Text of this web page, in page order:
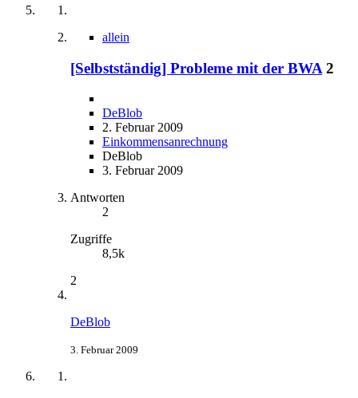
allein
[Selbstständig] Probleme mit der BWA 2
DeBlob
2. Februar 2009
Einkommensanrechnung
DeBlob
3. Februar 2009
Antworten
2
Zugriffe
8,5k
2
DeBlob
3. Februar 2009